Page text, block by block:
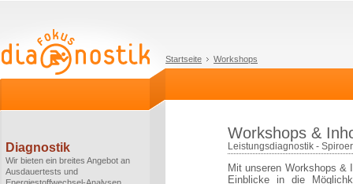
Startseite Workshops
Diagnostik
Wir bieten ein breites Angebot an
Ausdauertests und
Workshops &
Leistungsdiagnostik -
Mit unseren Workshops &
Einblicke in die